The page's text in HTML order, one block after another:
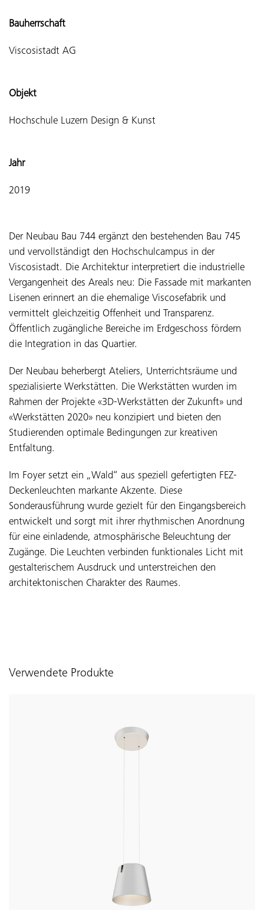
Bauherrschaft
Viscosistadt AG
Objekt
Hochschule Luzern Design & Kunst
Jahr
2019
Der Neubau Bau 744 ergänzt den bestehenden Bau 745
und vervollständigt den Hochschulcampus in der
Viscosistadt. Die Architektur interpretiert die industrielle
Vergangenheit des Areals neu: Die Fassade mit markanten
Lisenen erinnert an die ehemalige Viscosefabrik und
vermittelt gleichzeitig Offenheit und Transparenz.
Öffentlich zugängliche Bereiche im Erdgeschoss fördern
die Integration in das Quartier.
Der Neubau beherbergt Ateliers, Unterrichtsräume und
spezialisierte Werkstätten. Die Werkstätten wurden im
Rahmen der Projekte «3D-Werkstätten der Zukunft» und
«Werkstätten 2020» neu konzipiert und bieten den
Studierenden optimale Bedingungen zur kreativen
Entfaltung.
Im Foyer setzt ein „Wald“ aus speziell gefertigten FEZ-
Deckenleuchten markante Akzente. Diese
Sonderausführung wurde gezielt für den Eingangsbereich
entwickelt und sorgt mit ihrer rhythmischen Anordnung
für eine einladende, atmosphärische Beleuchtung der
Zugänge. Die Leuchten verbinden funktionales Licht mit
gestalterischem Ausdruck und unterstreichen den
architektonischen Charakter des Raumes.
Verwendete Produkte